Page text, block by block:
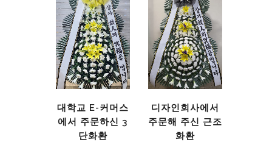
대학교 E-커머스
에서 주문하신 3
단화환
디자인회사에서
주문해 주신 근조
화환